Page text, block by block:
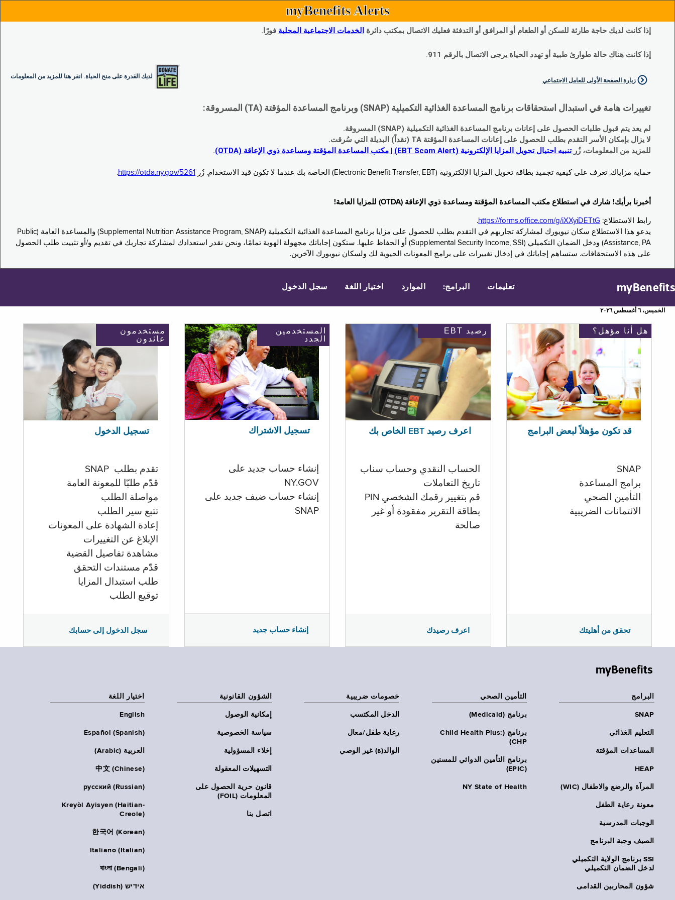
myBenefits Alerts
إذا كانت لديك حاجة طارئة للسكن أو الطعام أو المرافق أو التدفئة فعليك الاتصال بمكتب دائرة الخدمات الاجتماعية المحلية فورًا.
إذا كانت هناك حالة طوارئ طبية أو تهدد الحياة يرجى الاتصال بالرقم 911.
لديك القدرة على منح الحياة. انقر هنا للمزيد من المعلومات
زيارة الصفحة الأولى للعامل الاجتماعي
تغييرات هامة في استبدال استحقاقات برنامج المساعدة الغذائية التكميلية (SNAP) وبرنامج المساعدة المؤقتة (TA) المسروقة:
لم يعد يتم قبول طلبات الحصول على إعانات برنامج المساعدة الغذائية التكميلية (SNAP) المسروقة.
لا يزال بإمكان الأسر التقدم بطلب للحصول على إعانات المساعدة المؤقتة TA (نقداً) البديلة التي سُرقت.
للمزيد من المعلومات، زُر تنبيه احتيال تحويل المزايا الإلكترونية (EBT Scam Alert) | مكتب المساعدة المؤقتة ومساعدة ذوي الإعاقة (OTDA) .
حماية مزاياك. تعرف على كيفية تجميد بطاقة تحويل المزايا الإلكترونية (Electronic Benefit Transfer, EBT) الخاصة بك عندما لا تكون قيد الاستخدام. زُر https://otda.ny.gov/5261
.
أخبرنا برأيك! شارك في استطلاع مكتب المساعدة المؤقتة ومساعدة ذوي الإعاقة (OTDA) للمزايا العامة!
رابط الاستطلاع: https://forms.office.com/g/iXXyiDETtG
.
يدعو هذا الاستطلاع سكان نيويورك لمشاركة تجاربهم في التقدم بطلب للحصول على مزايا برنامج المساعدة الغذائية التكميلية (Supplemental Nutrition Assistance Program, SNAP) والمساعدة العامة (Public
Assistance, PA) ودخل الضمان التكميلي (Supplemental Security Income, SSI) أو الحفاظ عليها. ستكون إجاباتك مجهولة الهوية تمامًا، ونحن نقدر استعدادك لمشاركة تجاربك في تقديم و/أو تثبيت طلب الحصول
على هذه الاستحقاقات. ستساهم إجاباتك في إدخال تغييرات على برامج المعونات الحيوية لك ولسكان نيويورك الآخرين.
myBenefits تعليمات البرامج: الموارد اختيار اللغة سجل الدخول
الخميس، ٦ أغسطس ٢٠٢٦
مستخدمون
عائدون
تسجيل الدخول
تقدم بطلب SNAP
قدّم طلبّا للمعونة العامة
مواصلة الطلب
تتبع سير الطلب
إعادة الشهادة على المعونات
الإبلاغ عن التغييرات
مشاهدة تفاصيل القضية
قدّم مستندات التحقق
طلب استبدال المزايا
توقيع الطلب
سجل الدخول إلى حسابك
المستخدمين
الجدد
تسجيل الاشتراك
إنشاء حساب جديد على
NY.GOV
إنشاء حساب ضيف جديد على
SNAP
إنشاء حساب جديد
رصيد EBT
اعرف رصيد EBT الخاص بك
الحساب النقدي وحساب سناب
تاريخ التعاملات
قم بتغيير رقمك الشخصي PIN
بطاقة التقرير مفقودة أو غير
صالحة
اعرف رصيدك
هل أنا مؤهل؟
قد تكون مؤهلاً لبعض البرامج
SNAP
برامج المساعدة
التأمين الصحي
الائتمانات الضريبية
تحقق من أهليتك
myBenefits
البرامج
SNAP
التعليم الغذائي
المساعدات المؤقتة
HEAP
المرآة والرضع والاطفال (WIC)
معونة رعاية الطفل
الوجبات المدرسية
الصيف وجبة البرنامج
SSI برنامج الولاية التكميلي
لدخل الضمان التكميلي
شؤون المحاربين القدامى
التأمين الصحي
برنامج (Medicaid)
برنامج (Child Health Plus:
CHP)
برنامج التأمين الدوائي للمسنين
(EPIC)
NY State of Health
خصومات ضريبية
الدخل المكتسب
رعاية طفل/معال
الوالد(ة) غير الوصي
الشؤون القانونية
إمكانية الوصول
سياسة الخصوصية
إخلاء المسؤولية
التسهيلات المعقولة
قانون حرية الحصول على
المعلومات (FOIL)
اتصل بنا
اختيار اللغة
English
Español (Spanish)
العربية (Arabic)
中文 (Chinese)
русский (Russian)
Kreyòl Ayisyen (Haitian-
Creole)
한국어 (Korean)
Italiano (Italian)
বাংলা (Bengali)
אידיש (Yiddish)